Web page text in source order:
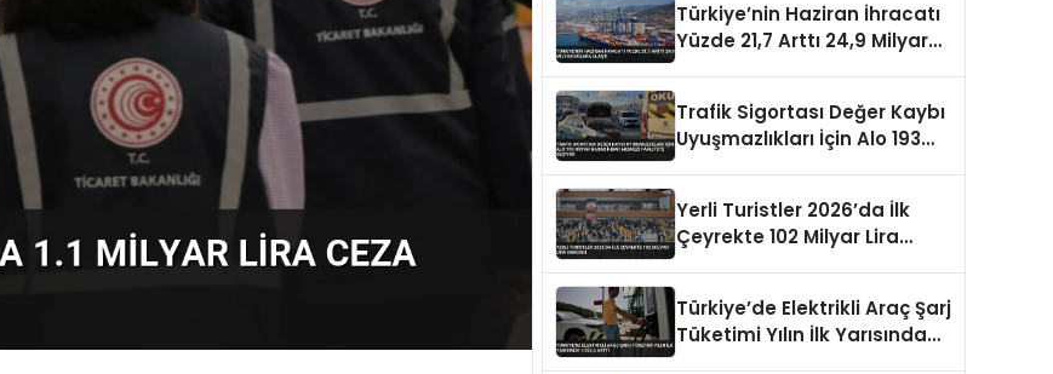
Türkiye’nin Haziran İhracatı
Yüzde 21,7 Arttı 24,9 Milyar
Trafik Sigortası Değer Kaybı
Uyuşmazlıkları İçin Alo 193
Yerli Turistler 2026’da İlk
Çeyrekte 102 Milyar Lira
Türkiye’de Elektrikli Araç Şarj
Tüketimi Yılın İlk Yarısında